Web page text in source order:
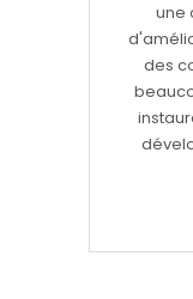
une
des